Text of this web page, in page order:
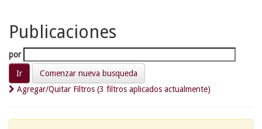
Publicaciones
por
Comenzar nueva busqueda
Agregar/Quitar Filtros (3 filtros aplicados actualmente)